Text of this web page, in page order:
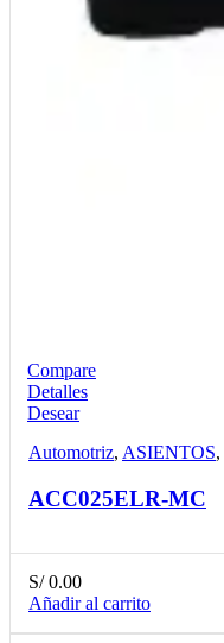
Compare
Detalles
Desear
Automotriz, ASIENTOS,
ACC025ELR-MC
S/0.00
Añadir al carrito